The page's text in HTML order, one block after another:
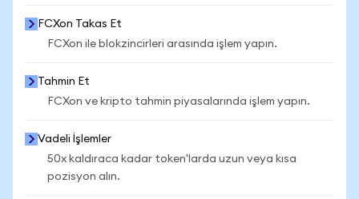
FCXon Takas Et
FCXon ile blokzincirleri arasında işlem yapın.
Tahmin Et
FCXon ve kripto tahmin piyasalarında işlem yapın.
Vadeli İşlemler
50x kaldıraca kadar token'larda uzun veya kısa
pozisyon alın.